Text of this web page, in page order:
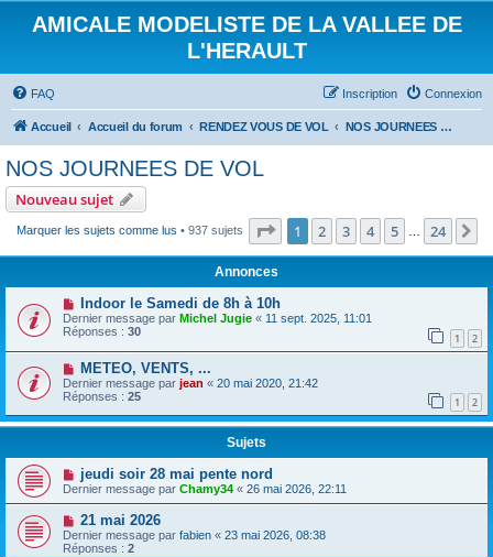
AMICALE MODELISTE DE LA VALLEE DE
L'HERAULT
FAQ Connexion
Inscription
Accueil Accueil du forum RENDEZ VOUS DE VOL NOS JOURNEES DE VOL
NOS JOURNEES DE VOL
Nouveau sujet
Marquer les sujets comme lus • 937 sujets Page 1sur24
1 2 3 4 5 24
Annonces
Indoor le Samedi de 8h à 10h
Dernier message par Michel Jugie « 11 sept. 2025, 11:01
Réponses : 30 1 2
METEO, VENTS, ...
Dernier message par jean « 20 mai 2020, 21:42
Réponses : 25 1 2
Sujets
jeudi soir 28 mai pente nord
Dernier message par Chamy34 « 26 mai 2026, 22:11
21 mai 2026
Dernier message par fabien « 23 mai 2026, 08:38
Réponses : 2